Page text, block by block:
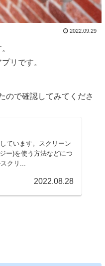
2022.09.29
リです。
ので確認してみてくださ
ています。スクリーン
ー)を使う方法などにつ
クリ...
2022.08.28